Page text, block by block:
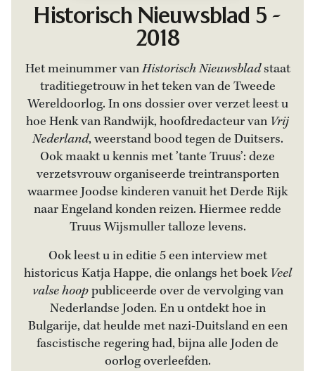
Historisch Nieuwsblad 5 -
2018
Het meinummer vanHistorisch Nieuwsbladstaat
traditiegetrouw in het teken van de Tweede
Wereldoorlog. In ons dossier over verzet leest u
hoe Henk van Randwijk, hoofdredacteur van Vrij
Nederland, weerstand bood tegen de Duitsers.
Ook maakt u kennis met ’tante Truus’: deze
verzetsvrouw organiseerde treintransporten
waarmee Joodse kinderen vanuit het Derde Rijk
naar Engeland konden reizen. Hiermee redde
Truus Wijsmuller talloze levens.
Ook leest u in editie 5 een interview met
historicus Katja Happe, die onlangs het boek Veel
valse hooppubliceerde over de vervolging van
Nederlandse Joden. En u ontdekt hoe in
Bulgarije, dat heulde met nazi-Duitsland en een
fascistische regering had, bijna alle Joden de
oorlog overleefden.